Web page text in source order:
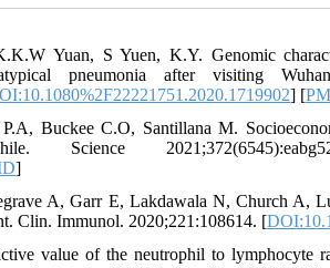
Yuan, S Yuen, K.Y. Genomic
pneumonia after visiting
] [
Buckee C.O, Santillana M.
2021;372(6545):eabg5298.
]
A, Garr E, Lakdawala N, Church A,
Clin. Immunol. 2020;221:108614. [
value of the neutrophil to lymphocyte